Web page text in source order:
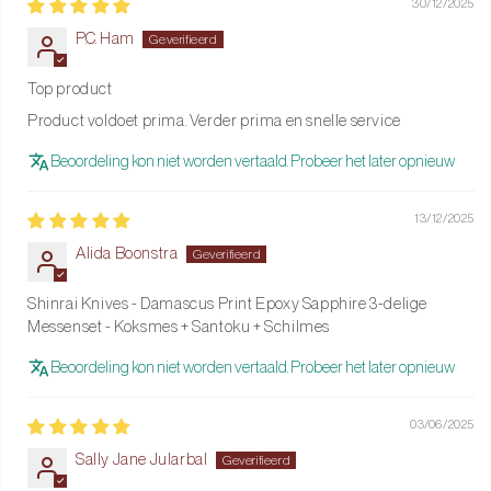
Het perfecte cadeau
De messen worden geleverd in een luxe geschenkdoos. Ideaal als
je voor kwaliteit, comfort en uitstraling in één.
Messenbundel. Bestel vandaag nog en ervaar hoe fijn écht goed
30/12/2025
P.C. Ham
Top product
Product voldoet prima. Verder prima en snelle service
Beoordeling kon niet worden vertaald. Probeer het later opnieuw
13/12/2025
Alida Boonstra
Shinrai Knives - Damascus Print Epoxy Sapphire 3-delige
Messenset - Koksmes + Santoku + Schilmes
Beoordeling kon niet worden vertaald. Probeer het later opnieuw
03/06/2025
Sally Jane Jularbal